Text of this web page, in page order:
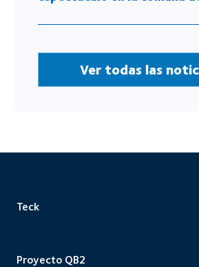
Ver todas las
Teck
Proyecto QB2